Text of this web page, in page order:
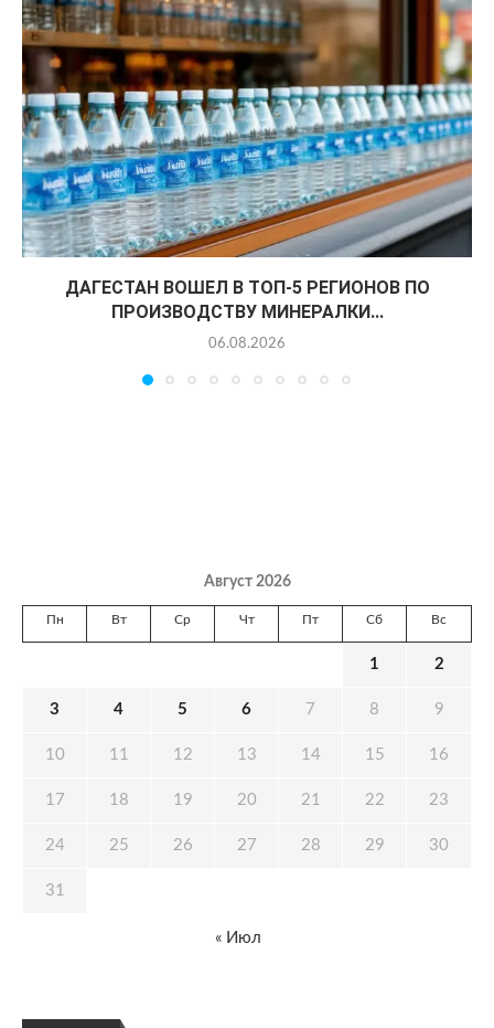
ДАГЕСТАН ВОШЕЛ В ТОП-5 РЕГИОНОВ ПО
ПРОИЗВОДСТВУ МИНЕРАЛКИ...
06.08.2026
Август 2026
Пн Вт Ср Чт Пт Сб Вс
1 2
3 4 5 6 7 8 9
10 11 12 13 14 15 16
17 18 19 20 21 22 23
24 25 26 27 28 29 30
31
« Июл